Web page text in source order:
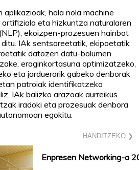
aplikazioak, hala nola machine
artifiziala eta hizkuntza naturalaren
ekoizpen-prozesuen hainbat
IAk sentsoreetatik, ekipoetatik
datozen datu-bolumen
eraginkortasuna optimizatzeko,
eta jarduerarik gabeko denborak
patroiak identifikatzeko
IAk balizko arazoak aurreikus
iradoki eta prozesuak denbora
egokitu.
HANDITZEKO ❯
Enpresen Networking-a